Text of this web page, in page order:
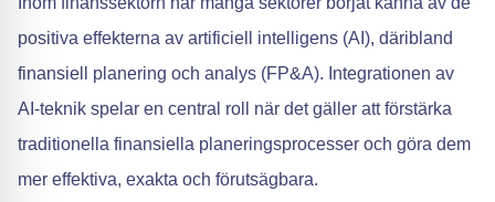
positiva effekterna av artificiell intelligens (AI), däribland
finansiell planering och analys (FP&A). Integrationen av
AI-teknik spelar en central roll när det gäller att förstärka
traditionella finansiella planeringsprocesser och göra dem
mer effektiva, exakta och förutsägbara.